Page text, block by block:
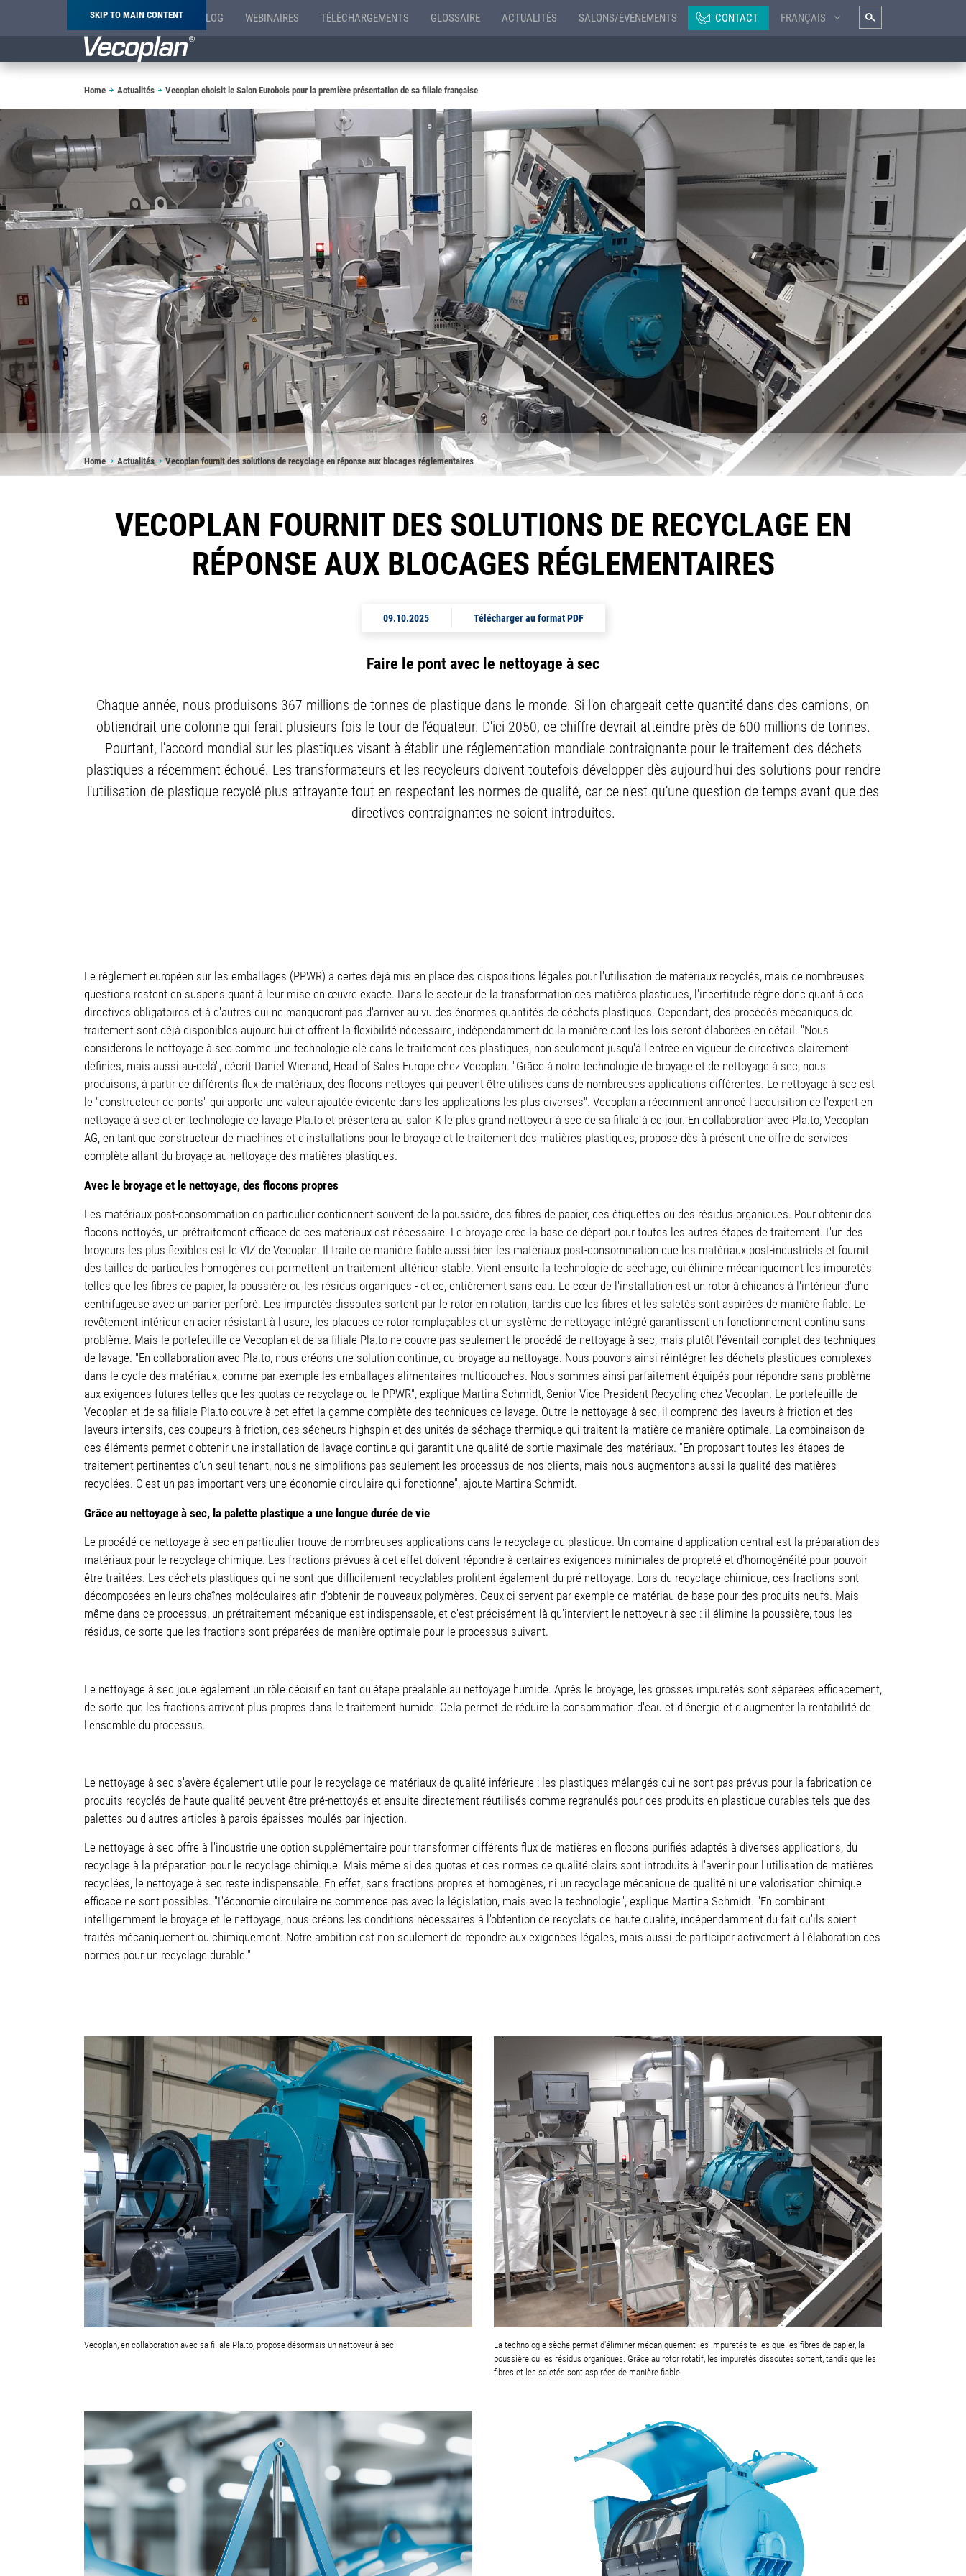
SKIP TO MAIN CONTENT BLOG WEBINAIRES TÉLÉCHARGEMENTS GLOSSAIRE ACTUALITÉS SALONS/ÉVÉNEMENTS CONTACT FRANÇAIS
Breadcrumb
Home Actualités Vecoplan choisit le Salon Eurobois pour la première présentation de sa filiale française
Breadcrumb
Home Actualités Vecoplan fournit des solutions de recyclage en réponse aux blocages réglementaires
VECOPLAN FOURNIT DES SOLUTIONS DE RECYCLAGE EN
RÉPONSE AUX BLOCAGES RÉGLEMENTAIRES
09.10.2025 Télécharger au format PDF
Faire le pont avec le nettoyage à sec
Chaque année, nous produisons 367 millions de tonnes de plastique dans le monde. Si l'on chargeait cette quantité dans des camions, on
obtiendrait une colonne qui ferait plusieurs fois le tour de l'équateur. D'ici 2050, ce chiffre devrait atteindre près de 600 millions de tonnes.
Pourtant, l'accord mondial sur les plastiques visant à établir une réglementation mondiale contraignante pour le traitement des déchets
plastiques a récemment échoué. Les transformateurs et les recycleurs doivent toutefois développer dès aujourd'hui des solutions pour rendre
l'utilisation de plastique recyclé plus attrayante tout en respectant les normes de qualité, car ce n'est qu'une question de temps avant que des
directives contraignantes ne soient introduites.
Le règlement européen sur les emballages (PPWR) a certes déjà mis en place des dispositions légales pour l'utilisation de matériaux recyclés, mais de nombreuses
questions restent en suspens quant à leur mise en œuvre exacte. Dans le secteur de la transformation des matières plastiques, l'incertitude règne donc quant à ces
directives obligatoires et à d'autres qui ne manqueront pas d'arriver au vu des énormes quantités de déchets plastiques. Cependant, des procédés mécaniques de
traitement sont déjà disponibles aujourd'hui et offrent la flexibilité nécessaire, indépendamment de la manière dont les lois seront élaborées en détail. "Nous
considérons le nettoyage à sec comme une technologie clé dans le traitement des plastiques, non seulement jusqu'à l'entrée en vigueur de directives clairement
définies, mais aussi au-delà", décrit Daniel Wienand, Head of Sales Europe chez Vecoplan. "Grâce à notre technologie de broyage et de nettoyage à sec, nous
produisons, à partir de différents flux de matériaux, des flocons nettoyés qui peuvent être utilisés dans de nombreuses applications différentes. Le nettoyage à sec est
le "constructeur de ponts" qui apporte une valeur ajoutée évidente dans les applications les plus diverses". Vecoplan a récemment annoncé l'acquisition de l'expert en
nettoyage à sec et en technologie de lavage Pla.to et présentera au salon K le plus grand nettoyeur à sec de sa filiale à ce jour. En collaboration avec Pla.to, Vecoplan
AG, en tant que constructeur de machines et d'installations pour le broyage et le traitement des matières plastiques, propose dès à présent une offre de services
complète allant du broyage au nettoyage des matières plastiques.
Avec le broyage et le nettoyage, des flocons propres
Les matériaux post-consommation en particulier contiennent souvent de la poussière, des fibres de papier, des étiquettes ou des résidus organiques. Pour obtenir des
flocons nettoyés, un prétraitement efficace de ces matériaux est nécessaire. Le broyage crée la base de départ pour toutes les autres étapes de traitement. L'un des
broyeurs les plus flexibles est le VIZ de Vecoplan. Il traite de manière fiable aussi bien les matériaux post-consommation que les matériaux post-industriels et fournit
des tailles de particules homogènes qui permettent un traitement ultérieur stable. Vient ensuite la technologie de séchage, qui élimine mécaniquement les impuretés
telles que les fibres de papier, la poussière ou les résidus organiques - et ce, entièrement sans eau. Le cœur de l'installation est un rotor à chicanes à l'intérieur d'une
centrifugeuse avec un panier perforé. Les impuretés dissoutes sortent par le rotor en rotation, tandis que les fibres et les saletés sont aspirées de manière fiable. Le
revêtement intérieur en acier résistant à l'usure, les plaques de rotor remplaçables et un système de nettoyage intégré garantissent un fonctionnement continu sans
problème. Mais le portefeuille de Vecoplan et de sa filiale Pla.to ne couvre pas seulement le procédé de nettoyage à sec, mais plutôt l'éventail complet des techniques
de lavage. "En collaboration avec Pla.to, nous créons une solution continue, du broyage au nettoyage. Nous pouvons ainsi réintégrer les déchets plastiques complexes
dans le cycle des matériaux, comme par exemple les emballages alimentaires multicouches. Nous sommes ainsi parfaitement équipés pour répondre sans problème
aux exigences futures telles que les quotas de recyclage ou le PPWR", explique Martina Schmidt, Senior Vice President Recycling chez Vecoplan. Le portefeuille de
Vecoplan et de sa filiale Pla.to couvre à cet effet la gamme complète des techniques de lavage. Outre le nettoyage à sec, il comprend des laveurs à friction et des
laveurs intensifs, des coupeurs à friction, des sécheurs highspin et des unités de séchage thermique qui traitent la matière de manière optimale. La combinaison de
ces éléments permet d'obtenir une installation de lavage continue qui garantit une qualité de sortie maximale des matériaux. "En proposant toutes les étapes de
traitement pertinentes d'un seul tenant, nous ne simplifions pas seulement les processus de nos clients, mais nous augmentons aussi la qualité des matières
recyclées. C'est un pas important vers une économie circulaire qui fonctionne", ajoute Martina Schmidt.
Grâce au nettoyage à sec, la palette plastique a une longue durée de vie
Le procédé de nettoyage à sec en particulier trouve de nombreuses applications dans le recyclage du plastique. Un domaine d'application central est la préparation des
matériaux pour le recyclage chimique. Les fractions prévues à cet effet doivent répondre à certaines exigences minimales de propreté et d'homogénéité pour pouvoir
être traitées. Les déchets plastiques qui ne sont que difficilement recyclables profitent également du pré-nettoyage. Lors du recyclage chimique, ces fractions sont
décomposées en leurs chaînes moléculaires afin d'obtenir de nouveaux polymères. Ceux-ci servent par exemple de matériau de base pour des produits neufs. Mais
même dans ce processus, un prétraitement mécanique est indispensable, et c'est précisément là qu'intervient le nettoyeur à sec : il élimine la poussière, tous les
résidus, de sorte que les fractions sont préparées de manière optimale pour le processus suivant.
Le nettoyage à sec joue également un rôle décisif en tant qu'étape préalable au nettoyage humide. Après le broyage, les grosses impuretés sont séparées efficacement,
de sorte que les fractions arrivent plus propres dans le traitement humide. Cela permet de réduire la consommation d'eau et d'énergie et d'augmenter la rentabilité de
l'ensemble du processus.
Le nettoyage à sec s'avère également utile pour le recyclage de matériaux de qualité inférieure : les plastiques mélangés qui ne sont pas prévus pour la fabrication de
produits recyclés de haute qualité peuvent être pré-nettoyés et ensuite directement réutilisés comme regranulés pour des produits en plastique durables tels que des
palettes ou d'autres articles à parois épaisses moulés par injection.
Le nettoyage à sec offre à l'industrie une option supplémentaire pour transformer différents flux de matières en flocons purifiés adaptés à diverses applications, du
recyclage à la préparation pour le recyclage chimique. Mais même si des quotas et des normes de qualité clairs sont introduits à l'avenir pour l'utilisation de matières
recyclées, le nettoyage à sec reste indispensable. En effet, sans fractions propres et homogènes, ni un recyclage mécanique de qualité ni une valorisation chimique
efficace ne sont possibles. "L'économie circulaire ne commence pas avec la législation, mais avec la technologie", explique Martina Schmidt. "En combinant
intelligemment le broyage et le nettoyage, nous créons les conditions nécessaires à l'obtention de recyclats de haute qualité, indépendamment du fait qu'ils soient
traités mécaniquement ou chimiquement. Notre ambition est non seulement de répondre aux exigences légales, mais aussi de participer activement à l'élaboration des
normes pour un recyclage durable."
Vecoplan, en collaboration avec sa filiale Pla.to, propose désormais un nettoyeur à sec.
La technologie sèche permet d'éliminer mécaniquement les impuretés telles que les fibres de papier, la
poussière ou les résidus organiques. Grâce au rotor rotatif, les impuretés dissoutes sortent, tandis que les
fibres et les saletés sont aspirées de manière fiable.